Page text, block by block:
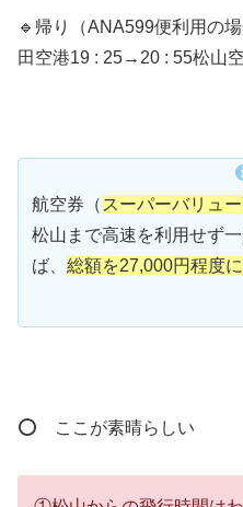
🔹帰り（ANA599便利用の
田空港19 : 25→20 : 55松山
航空券（スーパーバリュ
松山まで高速を利用せず
ば、 総額を27,000円程度
⭕ ここが素晴らしい